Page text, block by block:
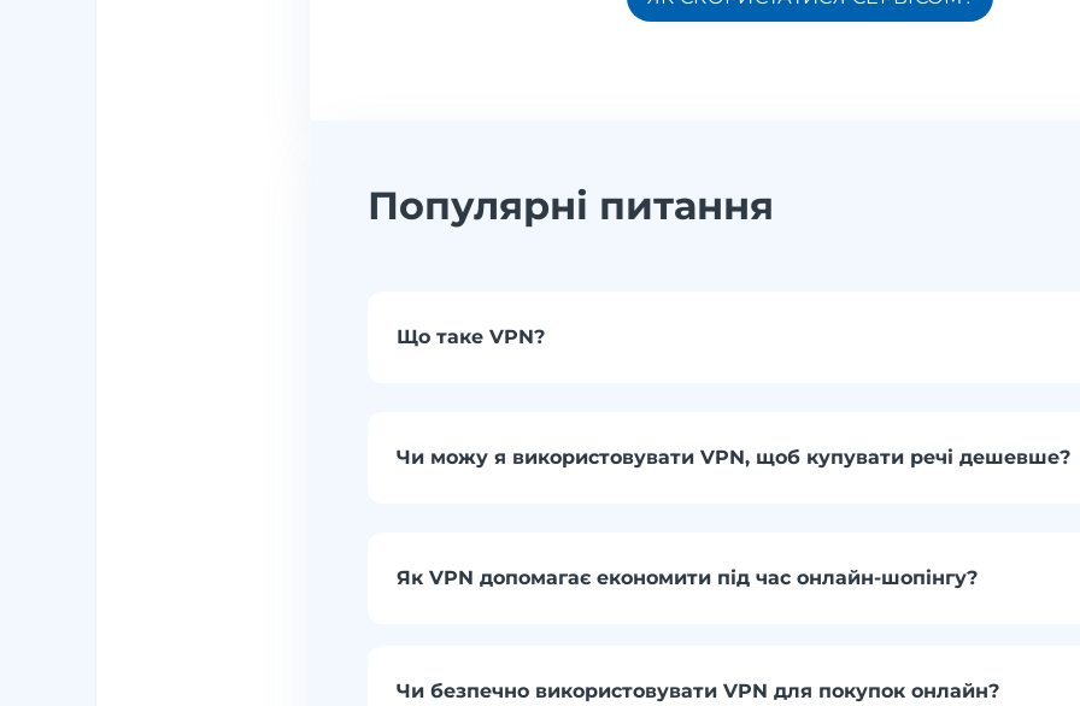
Популярні питання
Що таке VPN?
Чи можу я використовувати VPN, щоб купувати речі дешевше?
Як VPN допомагає економити під час онлайн-шопінгу?
Чи безпечно використовувати VPN для покупок онлайн?